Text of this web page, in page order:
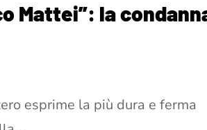
Mattei”: la
esprime la più dura e ferma